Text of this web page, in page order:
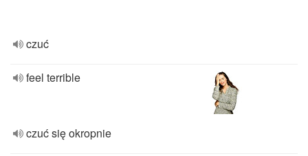
czuć
feel terrible
czuć się okropnie